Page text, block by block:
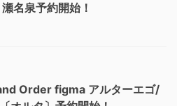
名泉予約開始！
Order figma アルターエゴ/